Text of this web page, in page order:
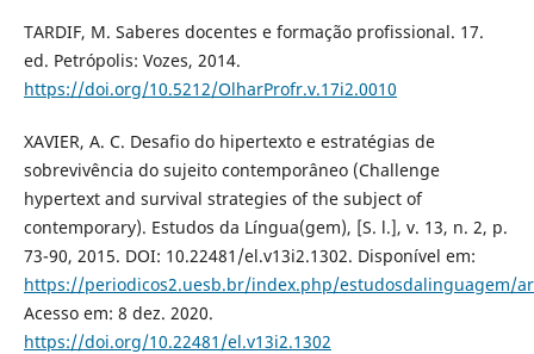
TARDIF, M. Saberes docentes e formação profissional. 17.
ed. Petrópolis: Vozes, 2014.
https://doi.org/10.5212/OlharProfr.v.17i2.0010
XAVIER, A. C. Desafio do hipertexto e estratégias de
sobrevivência do sujeito contemporâneo (Challenge
hypertext and survival strategies of the subject of
contemporary). Estudos da Língua(gem), [S. l.], v. 13, n. 2, p.
73-90, 2015. DOI: 10.22481/el.v13i2.1302. Disponível em:
https://periodicos2.uesb.br/index.php/estudosdalinguagem/
Acesso em: 8 dez. 2020.
https://doi.org/10.22481/el.v13i2.1302